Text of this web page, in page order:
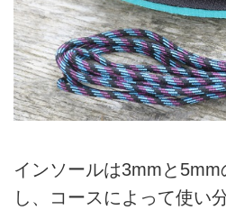
インソールは3mmと
し、コースによって使い